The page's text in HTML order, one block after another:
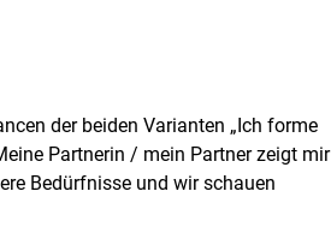
der beiden Varianten „Ich forme
Partnerin / mein Partner zeigt mir
Bedürfnisse und wir schauen